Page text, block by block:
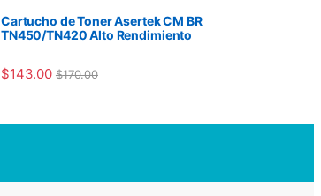
Cartucho de Toner Asertek CM BR
TN450/TN420 Alto Rendimiento
$143.00 $170.00